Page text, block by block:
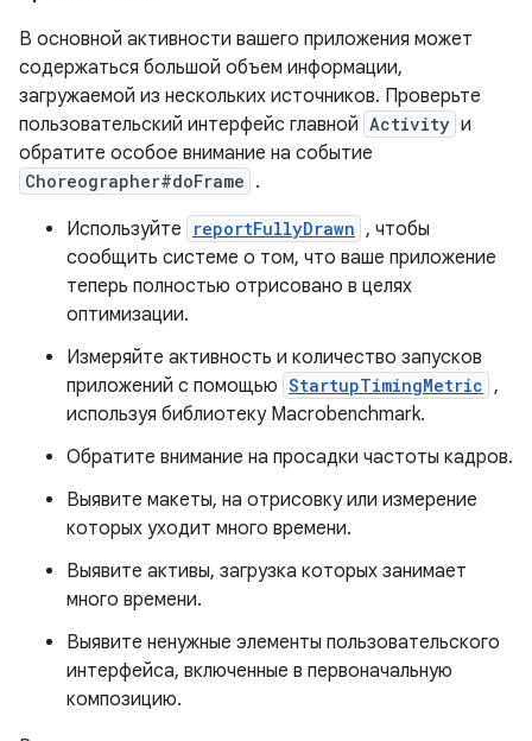
В основной активности вашего приложения может
содержаться большой объем информации,
загружаемой из нескольких источников. Проверьте
пользовательский интерфейс главной Activity и
обратите особое внимание на событие
Choreographer#doFrame .
Используйте
reportFullyDrawn , чтобы
сообщить системе о том, что ваше приложение
теперь полностью отрисовано в целях
оптимизации.
Измеряйте активность и количество запусков
приложений с помощью StartupTimingMetric ,
используя библиотеку Macrobenchmark.
Обратите внимание на просадки частоты кадров.
Выявите макеты, на отрисовку или измерение
которых уходит много времени.
Выявите активы, загрузка которых занимает
много времени.
Выявите ненужные элементы пользовательского
интерфейса, включенные в первоначальную
композицию.